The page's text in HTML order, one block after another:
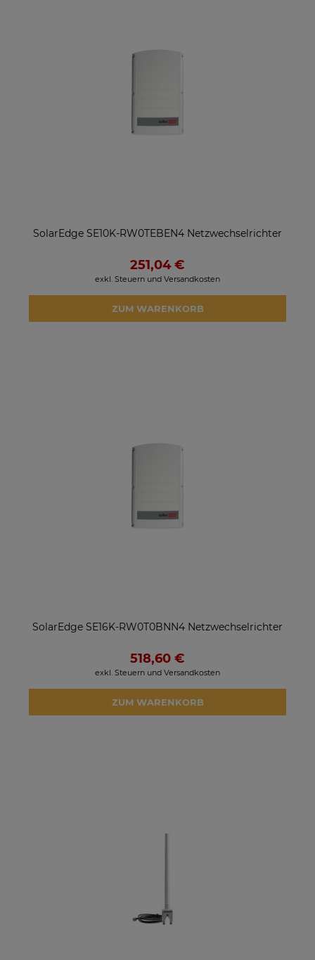
SolarEdge SE10K-RW0TEBEN4 Netzwechselrichter
251,04 €
exkl. Steuern und Versandkosten
ZUM WARENKORB
SolarEdge SE16K-RW0T0BNN4 Netzwechselrichter
518,60 €
exkl. Steuern und Versandkosten
ZUM WARENKORB